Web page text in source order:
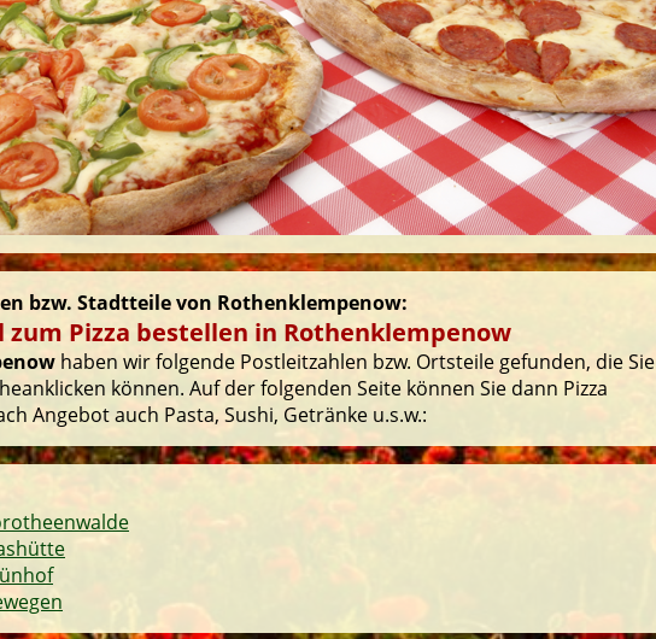
bzw. Stadtteile von Rothenklempenow:
zum Pizza bestellen in Rothenklempenow
haben wir folgende Postleitzahlen bzw. Ortsteile gefunden, die Sie
können. Auf der folgenden Seite können Sie dann Pizza
Angebot auch Pasta, Sushi, Getränke u.s.w.: